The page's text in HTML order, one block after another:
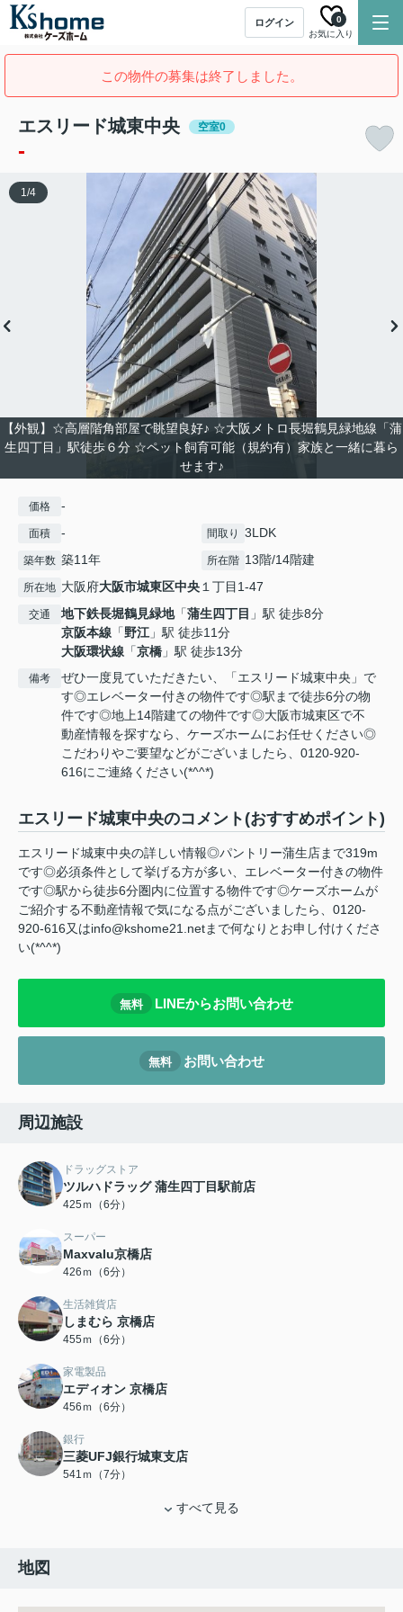
ログイン
お気に入り
0
この物件の募集は終了しました。
エスリード城東中央 空室0
-
【外観】☆高層階角部屋で眺望良好♪ ☆大阪メトロ長堀鶴見緑地線「蒲
生四丁目」駅徒歩６分 ☆ペット飼育可能（規約有）家族と一緒に暮ら
せます♪
1/4
価格 -
面積 - 間取り 3LDK
築年数 築11年 所在階 13階/14階建
所在地 大阪府大阪市城東区中央１丁目1-47
交通 地下鉄長堀鶴見緑地「蒲生四丁目 」駅 徒歩8分
京阪本線 「野江」駅 徒歩11分
大阪環状線 「京橋 」駅 徒歩13分
備考
ぜひ一度見ていただきたい、「エスリード城東中央」で
す◎エレベーター付きの物件です◎駅まで徒歩6分の物
件です◎地上14階建ての物件です◎大阪市城東区で不
動産情報を探すなら、ケーズホームにお任せください◎
こだわりやご要望などがございましたら、0120-920-
616にご連絡ください(*^^*)
エスリード城東中央のコメント(おすすめポイント)
エスリード城東中央の詳しい情報◎パントリー蒲生店まで319m
です◎必須条件として挙げる方が多い、エレベーター付きの物件
です◎駅から徒歩6分圏内に位置する物件です◎ケーズホームが
ご紹介する不動産情報で気になる点がございましたら、0120-
920-616又はinfo@kshome21.netまで何なりとお申し付けくださ
い(*^^*)
無料 LINEからお問い合わせ
無料 お問い合わせ
周辺施設
ドラッグストア
ツルハドラッグ 蒲生四丁目駅前店
425ｍ（6分）
スーパー
Maxvalu京橋店
426ｍ（6分）
生活雑貨店
しまむら 京橋店
455ｍ（6分）
家電製品
エディオン 京橋店
456ｍ（6分）
銀行
三菱UFJ銀行城東支店
541ｍ（7分）
すべて見る
地図